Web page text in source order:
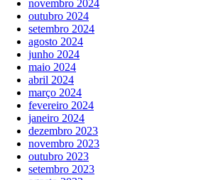
novembro 2024
outubro 2024
setembro 2024
agosto 2024
junho 2024
maio 2024
abril 2024
março 2024
fevereiro 2024
janeiro 2024
dezembro 2023
novembro 2023
outubro 2023
setembro 2023